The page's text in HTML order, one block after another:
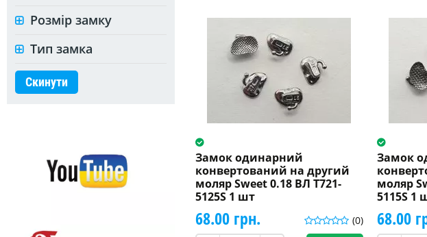
Розмір замку
Тип замка
Скинути
Замок одинарний
конвертований на другий
моляр Sweet 0.18 ВЛ T721-
5125S 1 шт
(0)
68.00 грн.
Замок
моляр
5115S 1
68.00